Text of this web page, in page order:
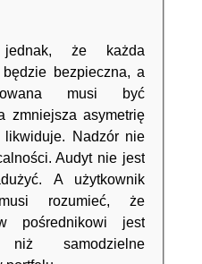
że każda
bezpieczna, a
musi być
zmniejsza asymetrię
Nadzór nie
Audyt nie jest
A użytkownik
rozumieć, że
pośrednikowi jest
samodzielne